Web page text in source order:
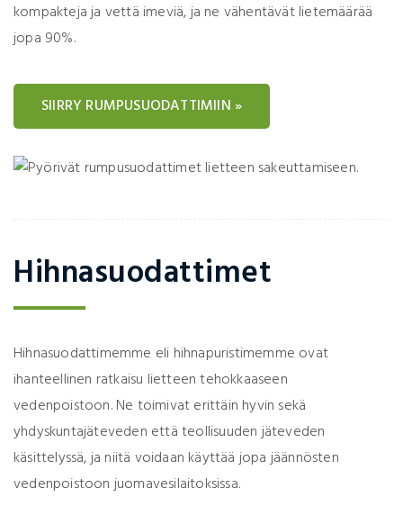
kompakteja ja vettä imeviä, ja ne vähentävät lietemäärää
jopa 90%.
SIIRRY RUMPUSUODATTIMIIN »
Hihnasuodattimet
Hihnasuodattimemme eli hihnapuristimemme ovat
ihanteellinen ratkaisu lietteen tehokkaaseen
vedenpoistoon. Ne toimivat erittäin hyvin sekä
yhdyskuntajäteveden että teollisuuden jäteveden
käsittelyssä, ja niitä voidaan käyttää jopa jäännösten
vedenpoistoon juomavesilaitoksissa.